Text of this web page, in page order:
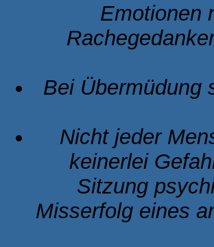
Emotionen
Bei Übermüdung
Nicht jeder
keinerlei
Sitzung
Misserfolg eines